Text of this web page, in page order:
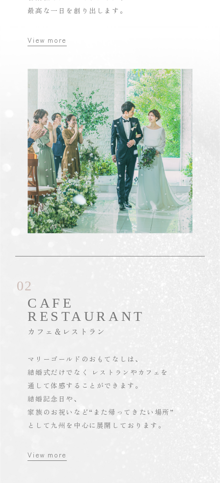
最高な一日を創り出します。
View more
02
CAFE
RESTAURANT
カフェ＆レストラン
マリーゴールドのおもてなしは、
結婚式だけでなく
レストランやカフェを
通して体感することができます。
結婚記念日や、
家族のお祝いなど“また帰ってきたい場所”
として九州を中心に展開しております。
View more